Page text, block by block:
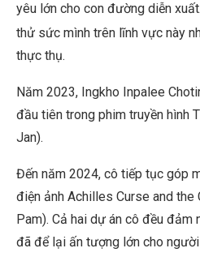
yêu lớn cho con đường diễn
thử sức mình trên lĩnh vực này
thực thụ.
Năm 2023, Ingkho Inpalee
đầu tiên trong phim truyền hình
Jan).
Đến năm 2024, cô tiếp tục góp
điện ảnh Achilles Curse and the
Pam). Cả hai dự án cô đều đảm
đã để lại ấn tượng lớn cho